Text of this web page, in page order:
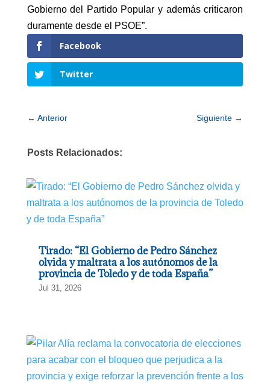
Gobierno del Partido Popular y además criticaron
duramente desde el PSOE”.
Facebook
Twitter
← Anterior Siguiente →
Posts Relacionados:
Tirado: “El Gobierno de Pedro Sánchez
olvida y maltrata a los autónomos de la
provincia de Toledo y de toda España”
Jul 31, 2026